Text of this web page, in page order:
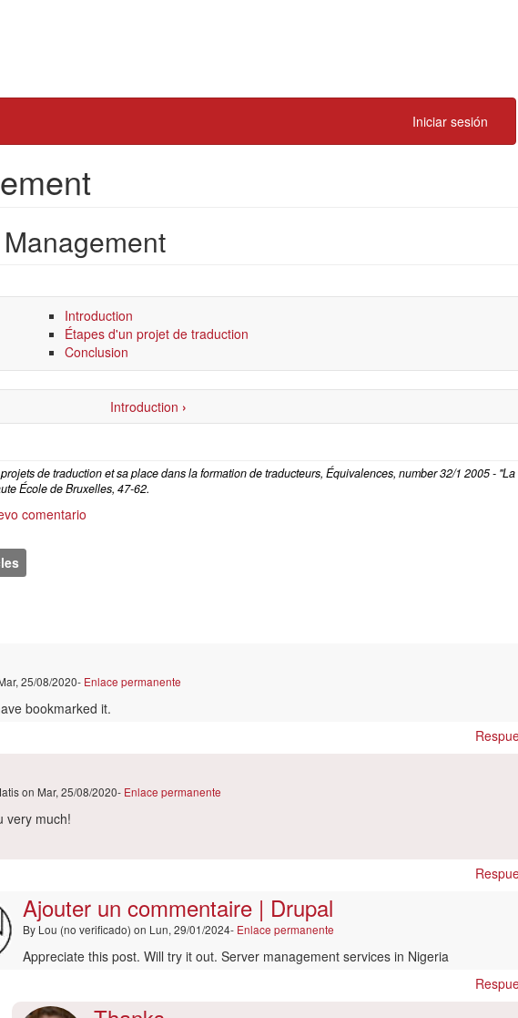
Iniciar sesión
Introduction
Étapes d'un projet de traduction
Conclusion
Introduction ›
de traduction et sa place dans la formation de traducteurs, Équivalences, number 32/1 2005 - "La
École de Bruxelles, 47-62.
comentario
25/08/2020- Enlace permanente
bookmarked it.
on Mar, 25/08/2020- Enlace permanente
very much!
Ajouter un commentaire | Drupal
By Lou (no verificado) on Lun, 29/01/2024- Enlace permanente
En
:-)
Appreciate this post. Will try it out. Server management services in Nigeria